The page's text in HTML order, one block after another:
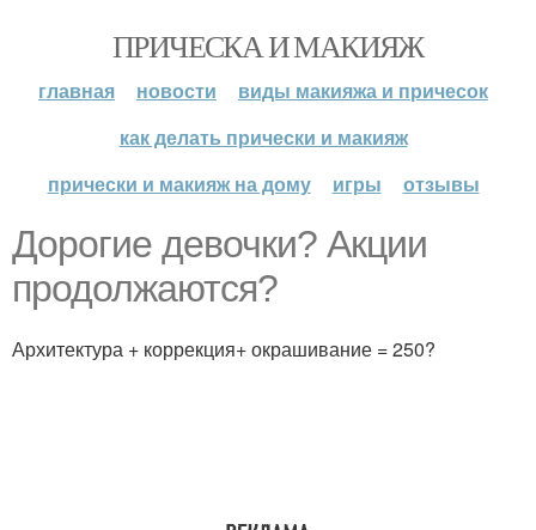
ПРИЧЕСКА И МАКИЯЖ
главная новости
виды макияжа и причесок
как делать прически и макияж
прически и макияж на дому
игры отзывы
Дорогие девочки? Акции
продолжаются?
Архитектура + коррекция+ окрашивание = 250?